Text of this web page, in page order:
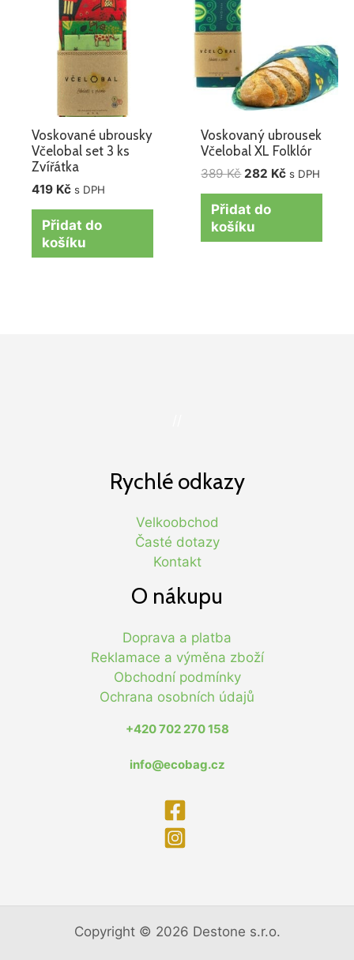
Voskované ubrousky
Včelobal set 3 ks
Zvířátka
419 Kč s DPH
Přidat do
košíku
Voskovaný ubrousek
Včelobal XL Folklór
389Kč 282 Kč s DPH
Přidat do
košíku
Rychlé odkazy
Velkoobchod
Časté dotazy
Kontakt
O nákupu
Doprava a platba
Reklamace a výměna zboží
Obchodní podmínky
Ochrana osobních údajů
+420 702 270 158
info@ecobag.cz
Copyright © 2026 Destone s.r.o.